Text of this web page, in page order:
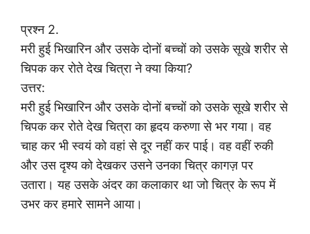
प्रश्न 2.
मरी हुई भिखारिन और उसके दोनों बच्चों को उसके सूखे शरीर से
चिपक कर रोते देख चित्रा ने क्या किया?
उत्तर:
मरी हुई भिखारिन और उसके दोनों बच्चों को उसके सूखे शरीर से
चिपक कर रोते देख चित्रा का हृदय करुणा से भर गया। वह
चाह कर भी स्वयं को वहां से दूर नहीं कर पाई। वह वहीं रुकी
और उस दृश्य को देखकर उसने उनका चित्र कागज़ पर
उतारा। यह उसके अंदर का कलाकार था जो चित्र के रूप में
उभर कर हमारे सामने आया।